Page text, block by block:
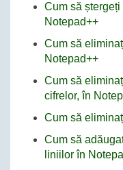
Cum să
Notepad++
Cum să
Notepad++
Cum să
cifrelor, în
Cum să
Cum să
liniilor în